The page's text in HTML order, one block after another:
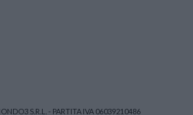
S.R.L. - PARTITA IVA 06039210486